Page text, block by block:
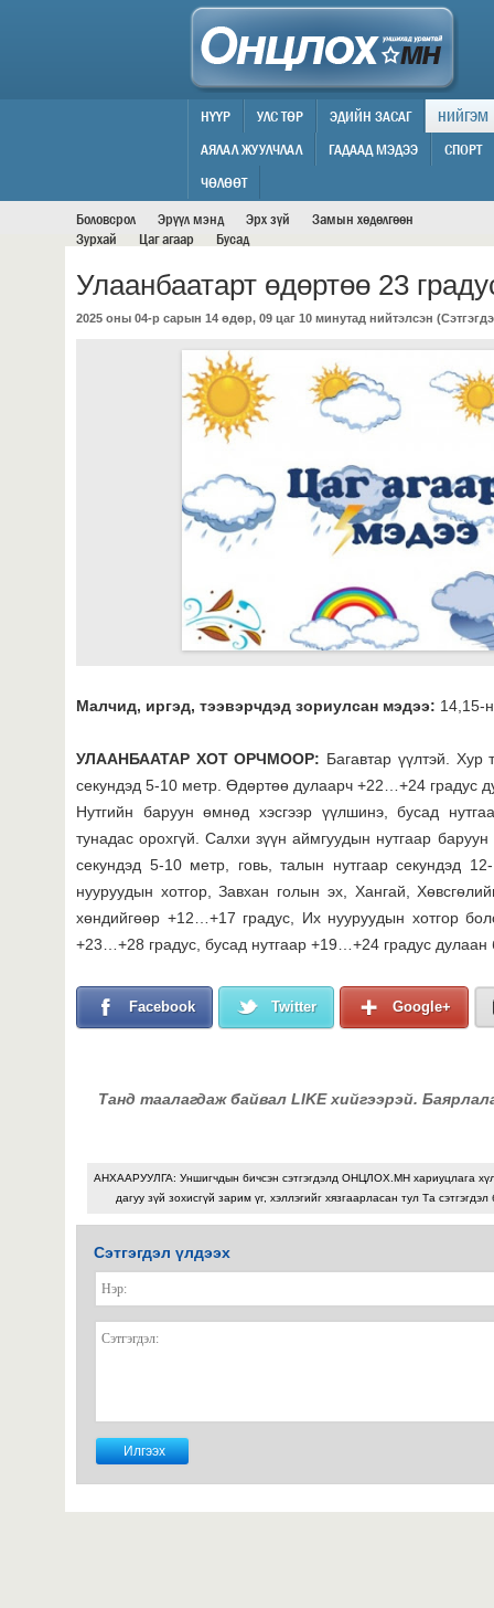
НИЙГЭМ
НҮҮР УЛС ТӨР ЭДИЙН ЗАСАГ
НИЙГЭМ
АЯЛАЛ ЖУУЛЧЛАЛ
ГАДААД МЭДЭЭ
СПОРТ
ЧӨЛӨӨТ
Боловсрол
Эрүүл мэнд Эрх зүй
Замын хөдөлгөөн
Зурхай
Цаг агаар Бусад
Улаанбаатарт өдөртөө 23
2025 оны 04-р сарын 14 өдөр, 09 цаг 10 минутад нийтэлсэн (
Малчид, иргэд, тээвэрчдэд зориулсан мэдээ: 14,15-
УЛААНБААТАР ХОТ ОРЧМООР: Багавтар үүлтэй.
секундэд 5-10 метр. Өдөртөө дулаарч +22…+24 градус
Нутгийн баруун өмнөд хэсгээр үүлшинэ, бусад
тунадас орохгүй. Салхи зүүн аймгуудын нутгаар
секундэд 5-10 метр, говь, талын нутгаар секундэд
нууруудын хотгор, Завхан голын эх, Хангай,
хөндийгөөр +12…+17 градус, Их нууруудын хотгор
+23…+28 градус, бусад нутгаар +19…+24 градус дулаан
Facebook Twitter Google+
Танд таалагдаж байвал LIKE хийгээрэй.
АНХААРУУЛГА: Уншигчдын бичсэн сэтгэгдэлд ОНЦЛОХ.МН хариуцлага
дагуу зүй зохисгүй зарим үг, хэллэгийг хязгаарласан тул Та
Сэтгэгдэл үлдээх